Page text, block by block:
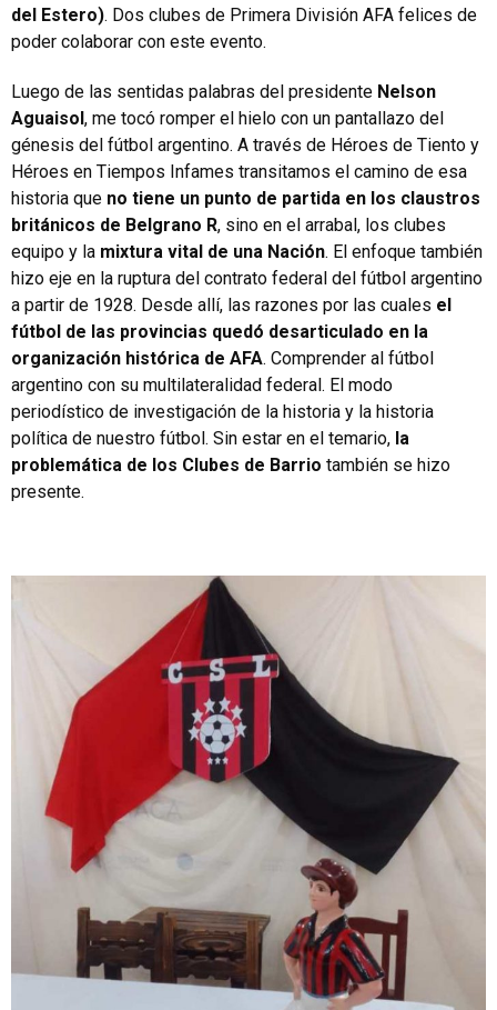
del Estero). Dos clubes de Primera División AFA felices de
poder colaborar con este evento.
Luego de las sentidas palabras del presidente Nelson
Aguaisol, me tocó romper el hielo con un pantallazo del
génesis del fútbol argentino. A través de Héroes de Tiento y
Héroes en Tiempos Infames transitamos el camino de esa
historia que no tiene un punto de partida en los claustros
británicos de Belgrano R, sino en el arrabal, los clubes
equipo y la mixtura vital de una Nación. El enfoque también
hizo eje en la ruptura del contrato federal del fútbol argentino
a partir de 1928. Desde allí, las razones por las cuales el
fútbol de las provincias quedó desarticulado en la
organización histórica de AFA. Comprender al fútbol
argentino con su multilateralidad federal. El modo
periodístico de investigación de la historia y la historia
política de nuestro fútbol. Sin estar en el temario, la
problemática de los Clubes de Barrio también se hizo
presente.